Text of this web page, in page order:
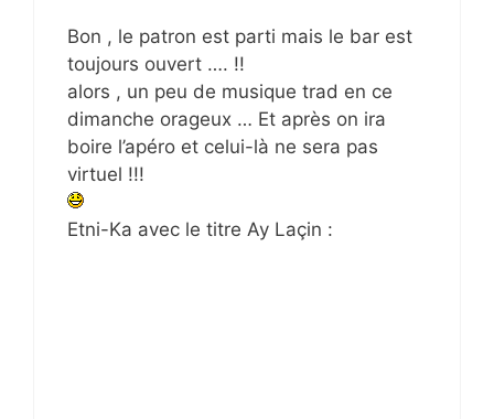
Bon , le patron est parti mais le bar est
toujours ouvert …. !!
alors , un peu de musique trad en ce
dimanche orageux … Et après on ira
boire l’apéro et celui-là ne sera pas
virtuel !!!
Etni-Ka avec le titre Ay Laçin :